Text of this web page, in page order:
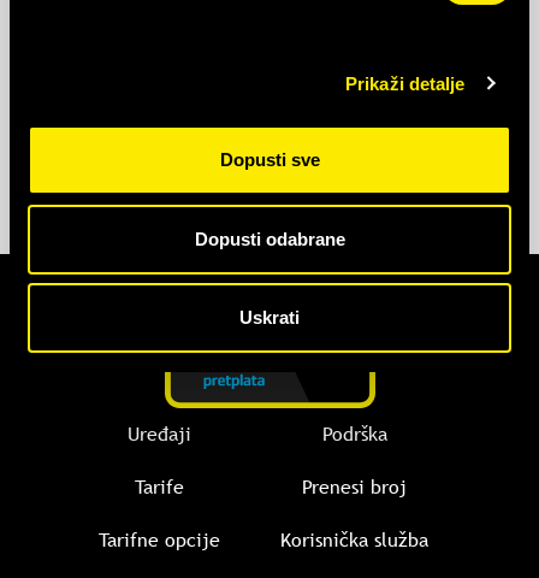
Prikaži detalje
Dopusti sve
Dopusti odabrane
Uskrati
mjesta Banja Luka je od 09:00-21:00 sat od
ponedjeljka do nedjelje.
Uređaji
Tarife
Tarifne opcije
Podrška
Prenesi broj
Korisnička služba